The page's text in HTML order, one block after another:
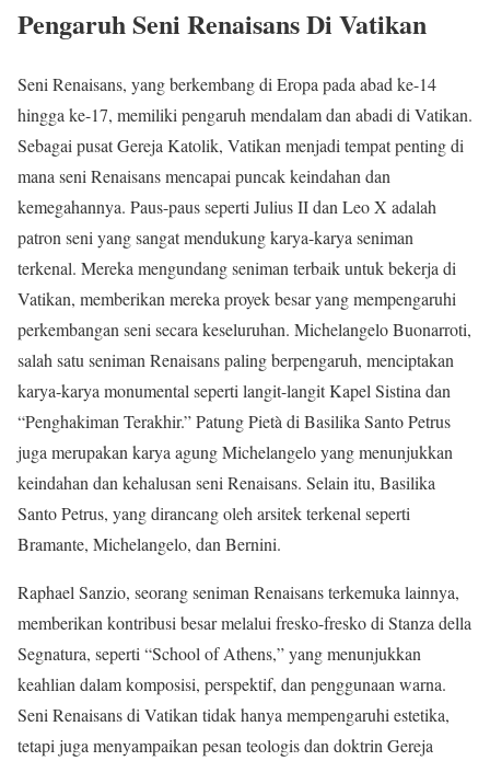
Pengaruh Seni Renaisans Di Vatikan
Seni Renaisans, yang berkembang di Eropa pada abad ke-14
hingga ke-17, memiliki pengaruh mendalam dan abadi di Vatikan.
Sebagai pusat Gereja Katolik, Vatikan menjadi tempat penting di
mana seni Renaisans mencapai puncak keindahan dan
kemegahannya. Paus-paus seperti Julius II dan Leo X adalah
patron seni yang sangat mendukung karya-karya seniman
terkenal. Mereka mengundang seniman terbaik untuk bekerja di
Vatikan, memberikan mereka proyek besar yang mempengaruhi
perkembangan seni secara keseluruhan. Michelangelo Buonarroti,
salah satu seniman Renaisans paling berpengaruh, menciptakan
karya-karya monumental seperti langit-langit Kapel Sistina dan
“Penghakiman Terakhir.” Patung Pietà di Basilika Santo Petrus
juga merupakan karya agung Michelangelo yang menunjukkan
keindahan dan kehalusan seni Renaisans. Selain itu, Basilika
Santo Petrus, yang dirancang oleh arsitek terkenal seperti
Bramante, Michelangelo, dan Bernini.
Raphael Sanzio, seorang seniman Renaisans terkemuka lainnya,
memberikan kontribusi besar melalui fresko-fresko di Stanza della
Segnatura, seperti “School of Athens,” yang menunjukkan
keahlian dalam komposisi, perspektif, dan penggunaan warna.
Seni Renaisans di Vatikan tidak hanya mempengaruhi estetika,
tetapi juga menyampaikan pesan teologis dan doktrin Gereja